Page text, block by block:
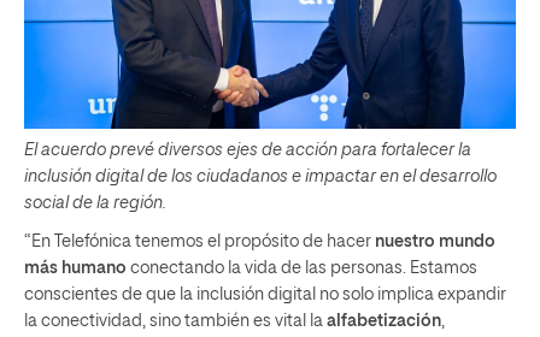
El acuerdo prevé diversos ejes de acción para fortalecer la
inclusión digital de los ciudadanos e impactar en el desarrollo
social de la región.
“En Telefónica tenemos el propósito de hacer nuestro mundo
más humano conectando la vida de las personas. Estamos
conscientes de que la inclusión digital no solo implica expandir
la conectividad, sino también es vital la alfabetización,